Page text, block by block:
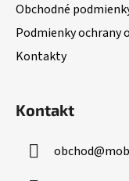
Obchodné
Podmienky ochrany
Kontakty
Kontakt
obchod@